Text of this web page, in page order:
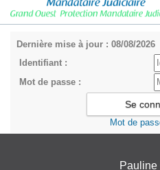
Dernière mise à jour : 08/08/2026
Identifiant :
Mot de passe :
Mot de
Pauline